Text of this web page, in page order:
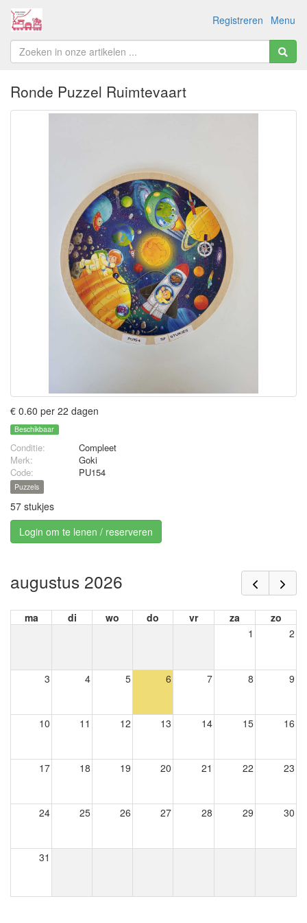
Menu
Registreren
Ronde Puzzel Ruimtevaart
€ 0.60 per 22 dagen
Beschikbaar
Conditie:
Compleet
Merk:
Goki
Code:
PU154
Puzzels
57 stukjes
Login om te lenen / reserveren
augustus 2026
ma di wo do vr za
zo
1
2
3 4 5 6 7 8 9
10 11 12 13 14 15 16
17 18 19 20 21 22 23
24 25 26 27 28 29 30
31